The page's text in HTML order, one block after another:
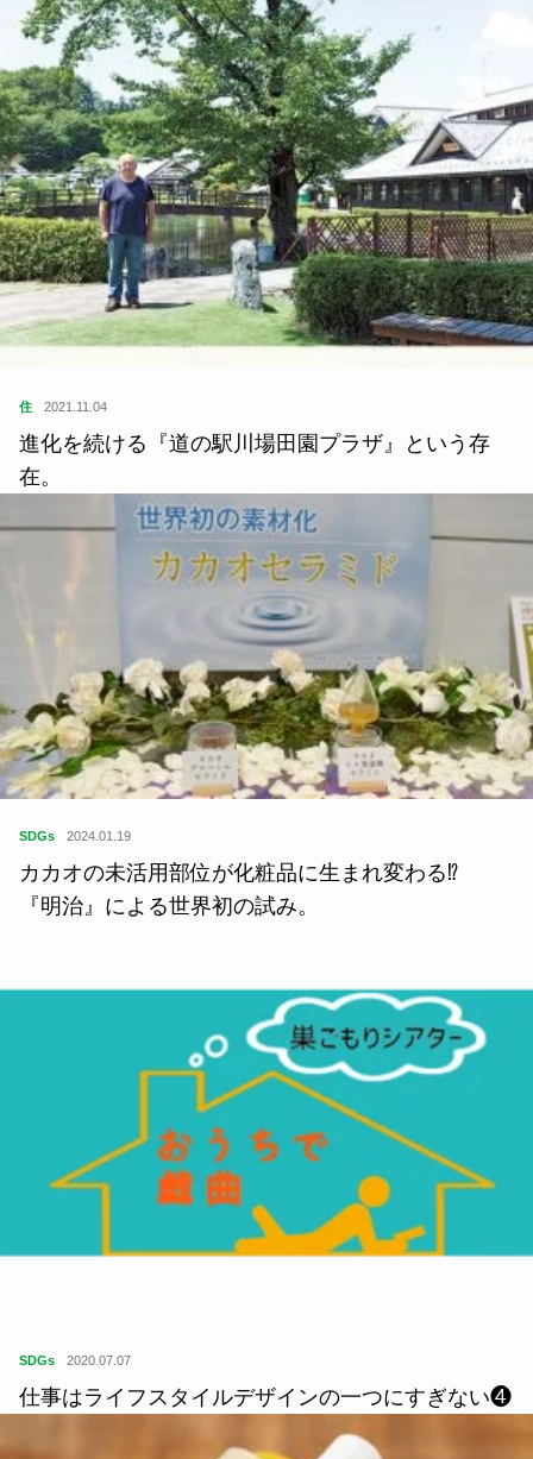
住 2021.11.04
進化を続ける『道の駅川場田園プラザ』という存
在。
SDGs 2024.01.19
カカオの未活用部位が化粧品に生まれ変わる⁉︎
『明治』による世界初の試み。
SDGs 2020.07.07
仕事はライフスタイルデザインの一つにすぎない❹